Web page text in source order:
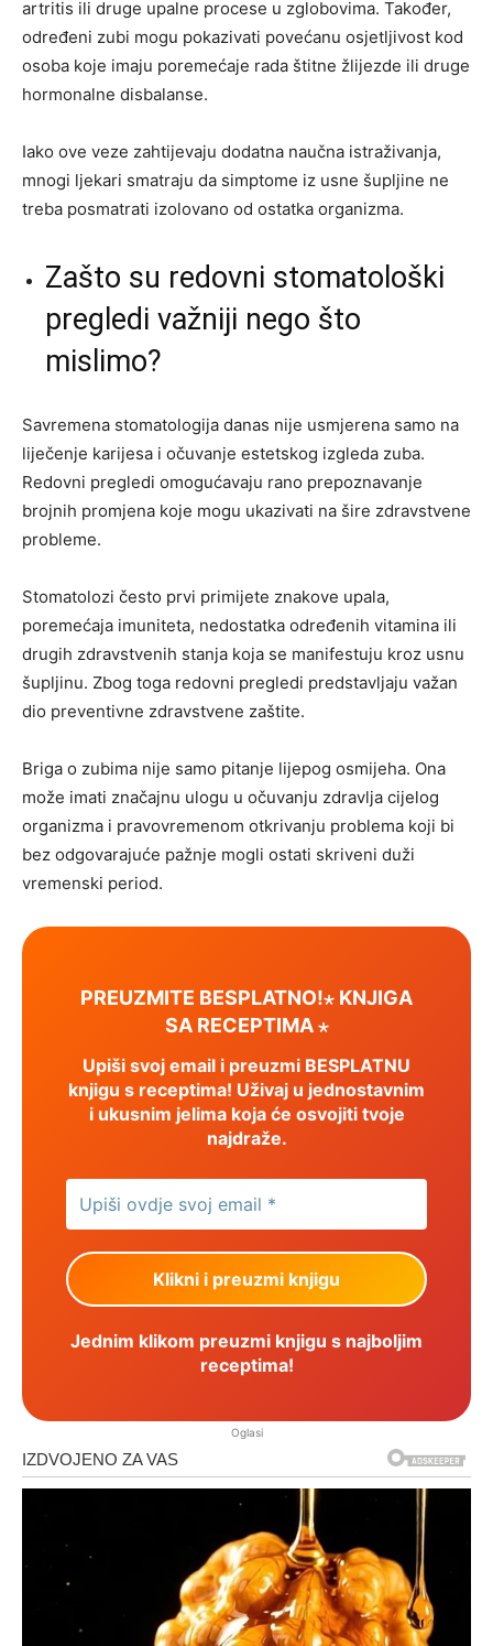
artritis ili druge upalne procese u zglobovima. Također,
određeni zubi mogu pokazivati povećanu osjetljivost kod
osoba koje imaju poremećaje rada štitne žlijezde ili druge
hormonalne disbalanse.
Iako ove veze zahtijevaju dodatna naučna istraživanja,
mnogi ljekari smatraju da simptome iz usne šupljine ne
treba posmatrati izolovano od ostatka organizma.
Zašto su redovni stomatološki
pregledi važniji nego što
mislimo?
Savremena stomatologija danas nije usmjerena samo na
liječenje karijesa i očuvanje estetskog izgleda zuba.
Redovni pregledi omogućavaju rano prepoznavanje
brojnih promjena koje mogu ukazivati na šire zdravstvene
probleme.
Stomatolozi često prvi primijete znakove upala,
poremećaja imuniteta, nedostatka određenih vitamina ili
drugih zdravstvenih stanja koja se manifestuju kroz usnu
šupljinu. Zbog toga redovni pregledi predstavljaju važan
dio preventivne zdravstvene zaštite.
Briga o zubima nije samo pitanje lijepog osmijeha. Ona
može imati značajnu ulogu u očuvanju zdravlja cijelog
organizma i pravovremenom otkrivanju problema koji bi
bez odgovarajuće pažnje mogli ostati skriveni duži
vremenski period.
PREUZMITE BESPLATNO!⋆ KNJIGA
SA RECEPTIMA ⋆
Upiši svoj email i preuzmi BESPLATNU
knjigu s receptima! Uživaj u jednostavnim
i ukusnim jelima koja će osvojiti tvoje
najdraže.
Jednim klikom preuzmi knjigu s najboljim
receptima!
Oglasi